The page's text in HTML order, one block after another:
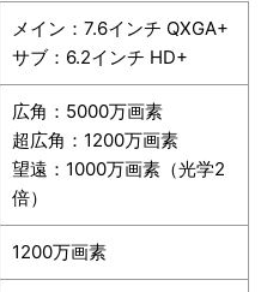
メイン：7.6インチ QXGA+
サブ：6.2インチ HD+
広角：5000万画素
超広角：1200万画素
望遠：1000万画素（光学2
倍）
1200万画素